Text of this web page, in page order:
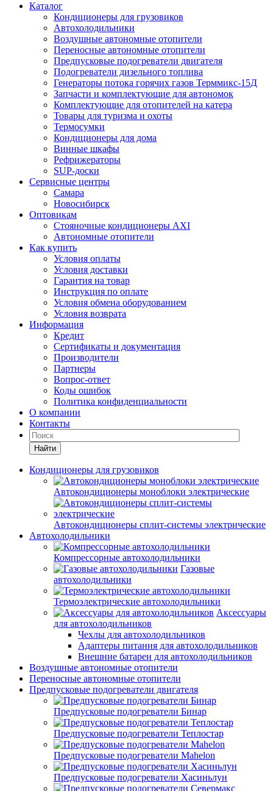
Каталог
Кондиционеры для грузовиков
Автохолодильники
Воздушные автономные отопители
Переносные автономные отопители
Предпусковые подогреватели двигателя
Подогреватели дизельного топлива
Генераторы потока горячих газов Терммикс-15Д
Запчасти и комплектующие для автономок
Комплектующие для отопителей на катера
Товары для туризма и охоты
Термосумки
Кондиционеры для дома
Винные шкафы
Рефрижераторы
SUP-доски
Сервисные центры
Самара
Новосибирск
Оптовикам
Стояночные кондиционеры AXI
Автономные отопители
Как купить
Условия оплаты
Условия доставки
Гарантия на товар
Инструкция по оплате
Условия обмена оборудованием
Условия возврата
Информация
Кредит
Сертификаты и документация
Производители
Партнеры
Вопрос-ответ
Коды ошибок
Политика конфиденциальности
О компании
Контакты
Найти
Кондиционеры для грузовиков
Автокондиционеры моноблоки электрические
Автокондиционеры сплит-системы электрические
Автохолодильники
Компрессорные автохолодильники
Газовые
автохолодильники
Термоэлектрические автохолодильники
Аксессуары
для автохолодильников
Чехлы для автохолодильников
Адаптеры питания для автохолодильников
Внешние батареи для автохолодильников
Воздушные автономные отопители
Переносные автономные отопители
Предпусковые подогреватели двигателя
Предпусковые подогреватели Бинар
Предпусковые подогреватели Теплостар
Предпусковые подогреватели Mahelon
Предпусковые подогреватели Хасиньлун